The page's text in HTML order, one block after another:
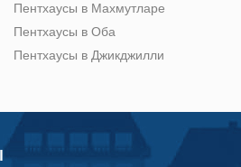
Пентхаусы в Махмутларе
Пентхаусы в Оба
Пентхаусы в Джикджилли